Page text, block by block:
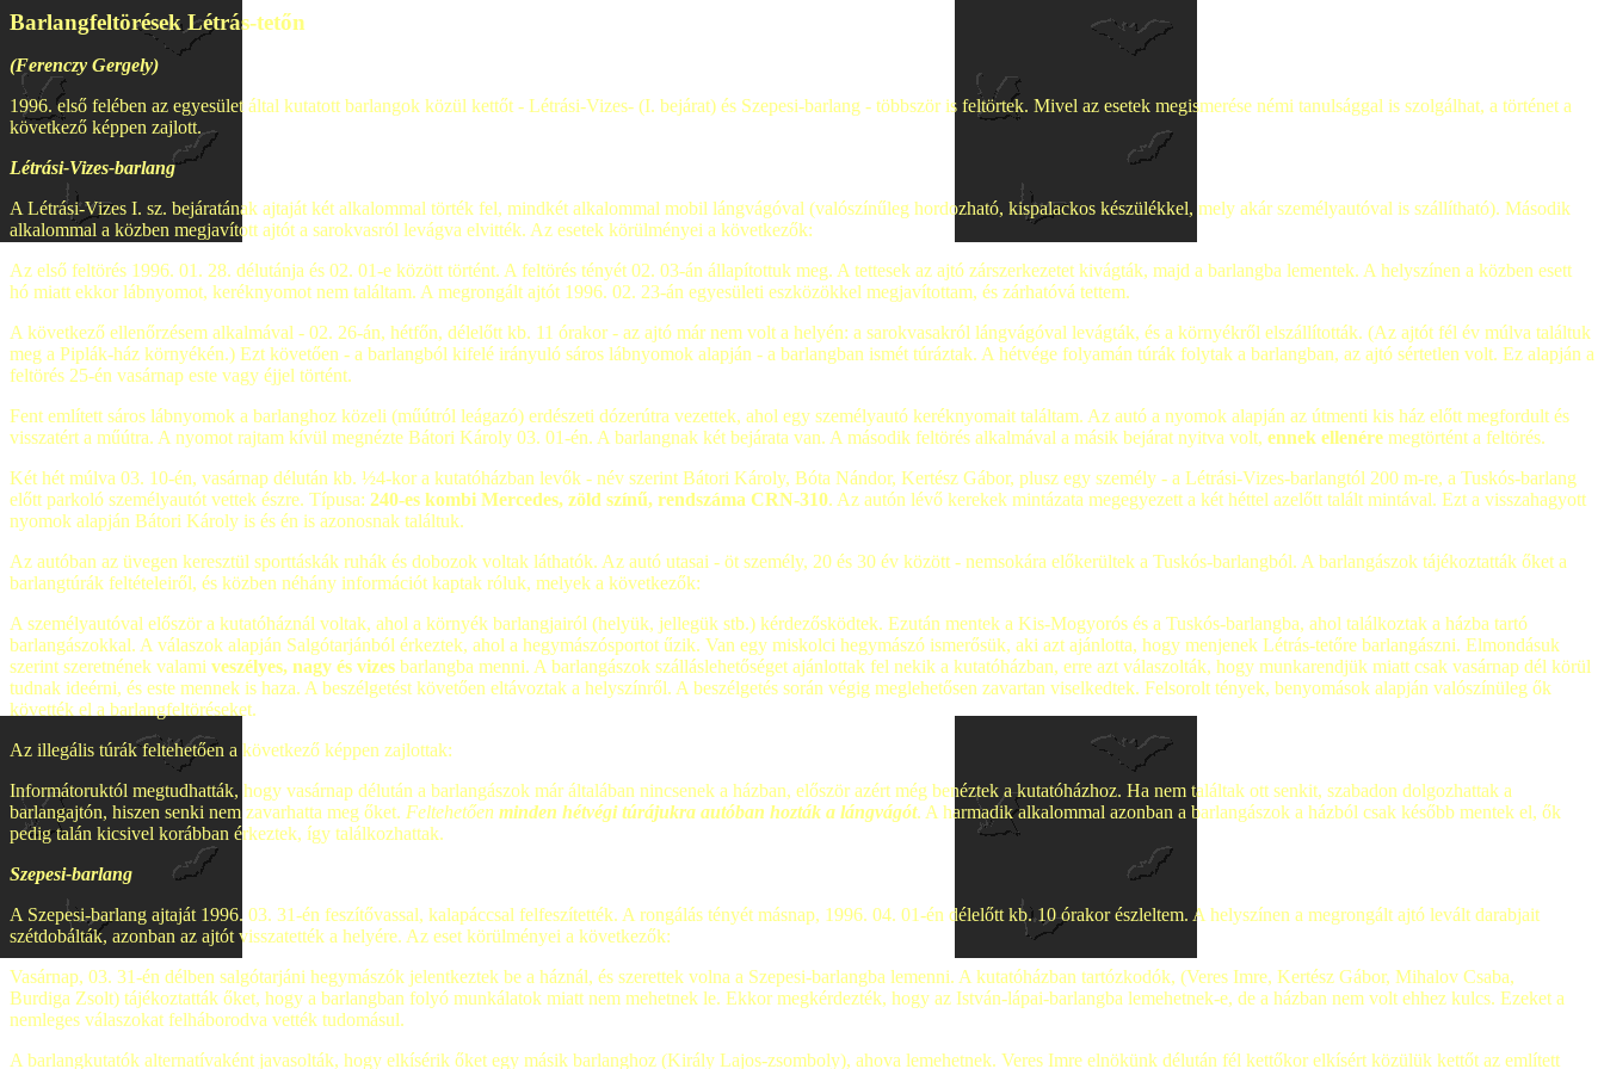
Barlangfeltörések Létrás-tetőn
(Ferenczy Gergely)
1996. első felében az egyesület által kutatott barlangok közül kettőt - Létrási-Vizes- (I. bejárat) és Szepesi-barlang - többször is feltörtek. Mivel az esetek megismerése némi tanulsággal is szolgálhat, a történet a
következő képpen zajlott.
Létrási-Vizes-barlang
A Létrási-Vizes I. sz. bejáratának ajtaját két alkalommal törték fel, mindkét alkalommal mobil lángvágóval (valószínűleg hordozható, kispalackos készülékkel, mely akár személyautóval is szállítható). Második
alkalommal a közben megjavított ajtót a sarokvasról levágva elvitték. Az esetek körülményei a következők:
Az első feltörés 1996. 01. 28. délutánja és 02. 01-e között történt. A feltörés tényét 02. 03-án állapítottuk meg. A tettesek az ajtó zárszerkezetet kivágták, majd a barlangba lementek. A helyszínen a közben esett
hó miatt ekkor lábnyomot, keréknyomot nem találtam. A megrongált ajtót 1996. 02. 23-án egyesületi eszközökkel megjavítottam, és zárhatóvá tettem.
A következő ellenőrzésem alkalmával - 02. 26-án, hétfőn, délelőtt kb. 11 órakor - az ajtó már nem volt a helyén: a sarokvasakról lángvágóval levágták, és a környékről elszállították. (Az ajtót fél év múlva találtuk
meg a Piplák-ház környékén.) Ezt követően - a barlangból kifelé irányuló sáros lábnyomok alapján - a barlangban ismét túráztak. A hétvége folyamán túrák folytak a barlangban, az ajtó sértetlen volt. Ez alapján a
feltörés 25-én vasárnap este vagy éjjel történt.
Fent említett sáros lábnyomok a barlanghoz közeli (műútról leágazó) erdészeti dózerútra vezettek, ahol egy személyautó keréknyomait találtam. Az autó a nyomok alapján az útmenti kis ház előtt megfordult és
visszatért a műútra. A nyomot rajtam kívül megnézte Bátori Károly 03. 01-én. A barlangnak két bejárata van. A második feltörés alkalmával a másik bejárat nyitva volt, ennek ellenére megtörtént a feltörés.
Két hét múlva 03. 10-én, vasárnap délután kb. ½4-kor a kutatóházban levők - név szerint Bátori Károly, Bóta Nándor, Kertész Gábor, plusz egy személy - a Létrási-Vizes-barlangtól 200 m-re, a Tuskós-barlang
előtt parkoló személyautót vettek észre. Típusa: 240-es kombi Mercedes, zöld színű, rendszáma CRN-310. Az autón lévő kerekek mintázata megegyezett a két héttel azelőtt talált mintával. Ezt a visszahagyott
nyomok alapján Bátori Károly is és én is azonosnak találtuk.
Az autóban az üvegen keresztül sporttáskák ruhák és dobozok voltak láthatók. Az autó utasai - öt személy, 20 és 30 év között - nemsokára előkerültek a Tuskós-barlangból. A barlangászok tájékoztatták őket a
barlangtúrák feltételeiről, és közben néhány információt kaptak róluk, melyek a következők:
A személyautóval először a kutatóháznál voltak, ahol a környék barlangjairól (helyük, jellegük stb.) kérdezősködtek. Ezután mentek a Kis-Mogyorós és a Tuskós-barlangba, ahol találkoztak a házba tartó
barlangászokkal. A válaszok alapján Salgótarjánból érkeztek, ahol a hegymászósportot űzik. Van egy miskolci hegymászó ismerősük, aki azt ajánlotta, hogy menjenek Létrás-tetőre barlangászni. Elmondásuk
szerint szeretnének valami veszélyes, nagy és vizes barlangba menni. A barlangászok szálláslehetőséget ajánlottak fel nekik a kutatóházban, erre azt válaszolták, hogy munkarendjük miatt csak vasárnap dél körül
tudnak ideérni, és este mennek is haza. A beszélgetést követően eltávoztak a helyszínről. A beszélgetés során végig meglehetősen zavartan viselkedtek. Felsorolt tények, benyomások alapján valószínüleg ők
követték el a barlangfeltöréseket.
Az illegális túrák feltehetően a következő képpen zajlottak:
Informátoruktól megtudhatták, hogy vasárnap délután a barlangászok már általában nincsenek a házban, először azért még benéztek a kutatóházhoz. Ha nem találtak ott senkit, szabadon dolgozhattak a
barlangajtón, hiszen senki nem zavarhatta meg őket. Feltehetően minden hétvégi túrájukra autóban hozták a lángvágót. A harmadik alkalommal azonban a barlangászok a házból csak később mentek el, ők
pedig talán kicsivel korábban érkeztek, így találkozhattak.
Szepesi-barlang
A Szepesi-barlang ajtaját 1996. 03. 31-én feszítővassal, kalapáccsal felfeszítették. A rongálás tényét másnap, 1996. 04. 01-én délelőtt kb. 10 órakor észleltem. A helyszínen a megrongált ajtó levált darabjait
szétdobálták, azonban az ajtót visszatették a helyére. Az eset körülményei a következők:
Vasárnap, 03. 31-én délben salgótarjáni hegymászók jelentkeztek be a háznál, és szerettek volna a Szepesi-barlangba lemenni. A kutatóházban tartózkodók, (Veres Imre, Kertész Gábor, Mihalov Csaba,
Burdiga Zsolt) tájékoztatták őket, hogy a barlangban folyó munkálatok miatt nem mehetnek le. Ekkor megkérdezték, hogy az István-lápai-barlangba lemehetnek-e, de a házban nem volt ehhez kulcs. Ezeket a
nemleges válaszokat felháborodva vették tudomásul.
A barlangkutatók alternatívaként javasolták, hogy elkísérik őket egy másik barlanghoz (Király Lajos-zsomboly), ahova lemehetnek. Veres Imre elnökünk délután fél kettőkor elkísért közülük kettőt az említett